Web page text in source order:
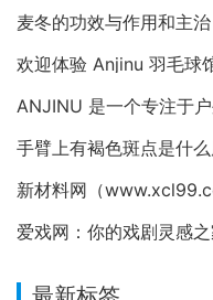
麦冬的功效与作用和主治
欢迎体验 Anjinu 羽毛球
ANJINU 是一个专注于
手臂上有褐色斑点是什
新材料网（
爱戏网：你的戏剧灵感